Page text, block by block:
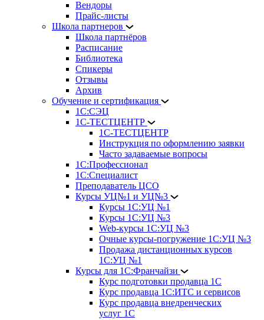
Вендоры
Прайс-листы
Школа партнеров
Школа партнёров
Расписание
Библиотека
Спикеры
Отзывы
Архив
Обучение и сертификация
1С:СЭЦ
1С-ТЕСТЦЕНТР
1С-ТЕСТЦЕНТР
Инструкция по оформлению заявки
Часто задаваемые вопросы
1С:Профессионал
1С:Специалист
Преподаватель ЦСО
Курсы УЦ№1 и УЦ№3
Курсы 1С:УЦ №1
Курсы 1С:УЦ №3
Web-курсы 1С:УЦ №3
Очные курсы-погружение 1С:УЦ №3
Продажа дистанционных курсов
1С:УЦ №1
Курсы для 1С:Франчайзи
Курс подготовки продавца 1С
Курс продавца 1С:ИТС и сервисов
Курс продавца внедренческих
услуг 1С